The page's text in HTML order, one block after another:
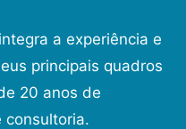
integra a experiência e
principais quadros
20 anos de
consultoria.